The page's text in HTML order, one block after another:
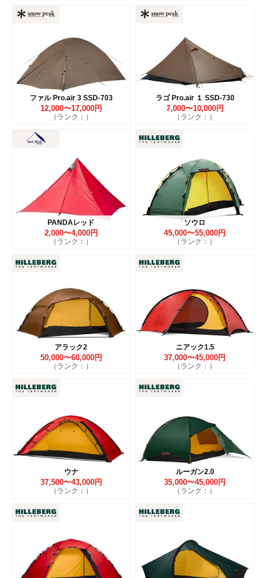
ファル Pro.air 3 SSD-703
12,000〜17,000円
（ランク：）
ラゴ Pro.air １ SSD-730
7,000〜10,000円
（ランク：）
PANDAレッド
2,000〜4,000円
（ランク：）
ソウロ
45,000〜55,000円
（ランク：）
アラック2
50,000〜60,000円
（ランク：）
ニアック1.5
37,000〜45,000円
（ランク：）
ウナ
37,500〜43,000円
（ランク：）
ルーガン2.0
35,000〜45,000円
（ランク：）